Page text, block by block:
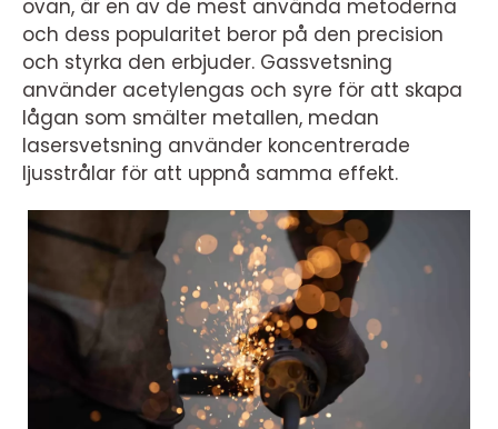
ovan, är en av de mest använda metoderna
och dess popularitet beror på den precision
och styrka den erbjuder. Gassvetsning
använder acetylengas och syre för att skapa
lågan som smälter metallen, medan
lasersvetsning använder koncentrerade
ljusstrålar för att uppnå samma effekt.